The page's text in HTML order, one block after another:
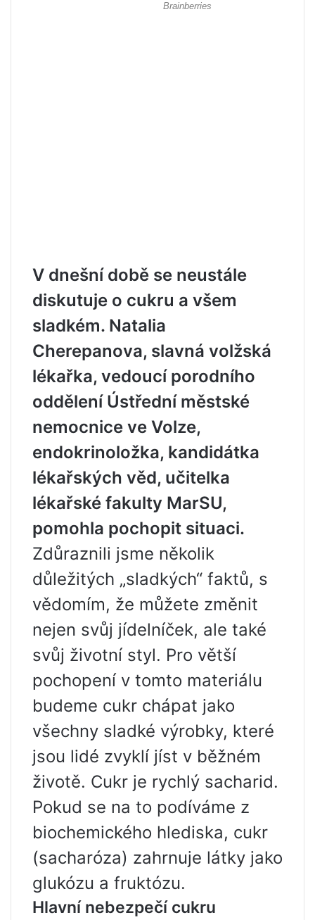
V dnešní době se neustále
diskutuje o cukru a všem
sladkém. Natalia
Cherepanova, slavná volžská
lékařka, vedoucí porodního
oddělení Ústřední městské
nemocnice ve Volze,
endokrinoložka, kandidátka
lékařských věd, učitelka
lékařské fakulty MarSU,
pomohla pochopit situaci.
Zdůraznili jsme několik
důležitých „sladkých“ faktů, s
vědomím, že můžete změnit
nejen svůj jídelníček, ale také
svůj životní styl. Pro větší
pochopení v tomto materiálu
budeme cukr chápat jako
všechny sladké výrobky, které
jsou lidé zvyklí jíst v běžném
životě. Cukr je rychlý sacharid.
Pokud se na to podíváme z
biochemického hlediska, cukr
(sacharóza) zahrnuje látky jako
glukózu a fruktózu.
Hlavní nebezpečí cukru